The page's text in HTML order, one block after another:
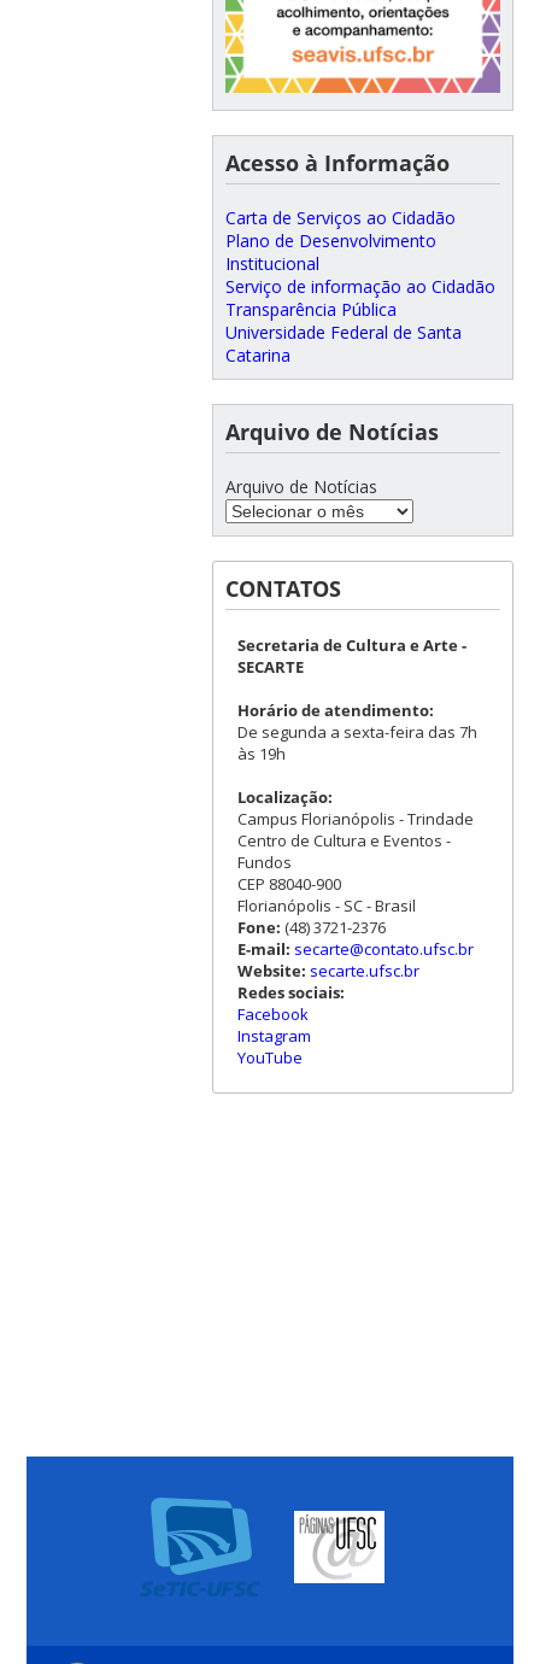
Acesso à Informação
Carta de Serviços ao Cidadão
Plano de Desenvolvimento
Institucional
Serviço de informação ao Cidadão
Transparência Pública
Universidade Federal de Santa
Catarina
Arquivo de Notícias
Arquivo de Notícias
CONTATOS
Secretaria de Cultura e Arte -
SECARTE
Horário de atendimento:
De segunda a sexta-feira das 7h
às 19h
Localização:
Campus Florianópolis - Trindade
Centro de Cultura e Eventos -
Fundos
CEP 88040-900
Florianópolis - SC - Brasil
Fone: (48) 3721-2376
E-mail: secarte@contato.ufsc.br
Website: secarte.ufsc.br
Redes sociais:
Facebook
Instagram
YouTube